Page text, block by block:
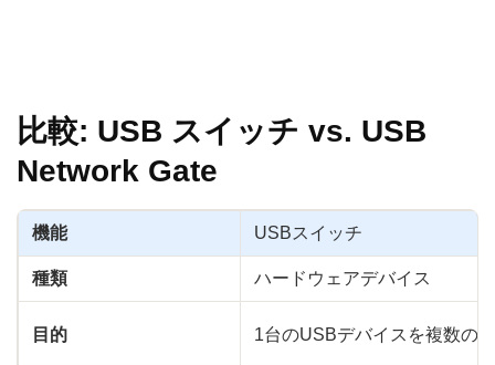
比較: USB スイッチ vs. USB
Network Gate
機能 USBスイッチ
種類 ハードウェアデバイス
目的 1台のUSBデバイスを複数の